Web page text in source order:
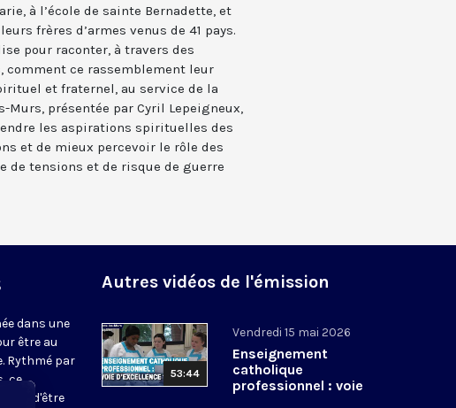
à l’école de sainte Bernadette, et
frères d’armes venus de 41 pays.
pour raconter, à travers des
comment ce rassemblement leur
et fraternel, au service de la
Murs, présentée par Cyril Lepeigneux,
les aspirations spirituelles des
et de mieux percevoir le rôle des
de tensions et de risque de guerre
dans une
être au
Rythmé par
ce
d'être
Autres vidéos de l'émission
53:44
Vendredi 15 mai 2026
Enseignement
catholique
professionnel : voie